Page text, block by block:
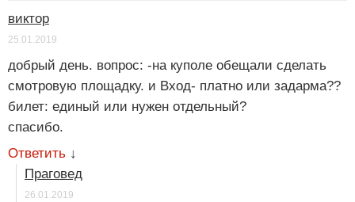
виктор
25.01.2019
добрый день. вопрос: -на куполе обещали сделать
смотровую площадку. и Вход- платно или задарма??
билет: единый или нужен отдельный?
спасибо.
Ответить ↓
Праговед
26.01.2019